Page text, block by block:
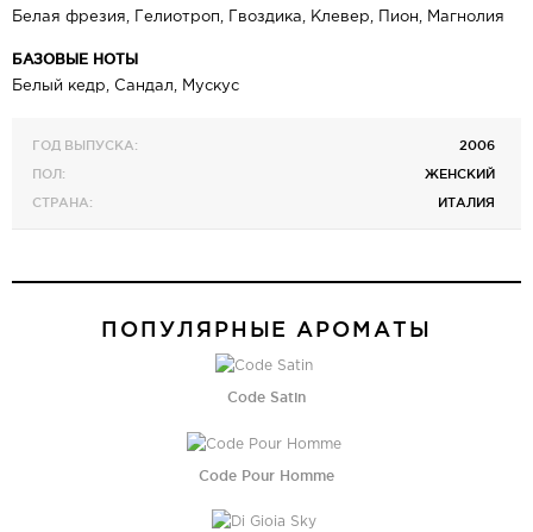
Белая фрезия, Гелиотроп, Гвоздика, Клевер, Пион, Магнолия
БАЗОВЫЕ НОТЫ
Белый кедр, Сандал, Мускус
ГОД ВЫПУСКА:
2006
ПОЛ:
ЖЕНСКИЙ
СТРАНА:
ИТАЛИЯ
ПОПУЛЯРНЫЕ АРОМАТЫ
Code Satin
Code Pour Homme